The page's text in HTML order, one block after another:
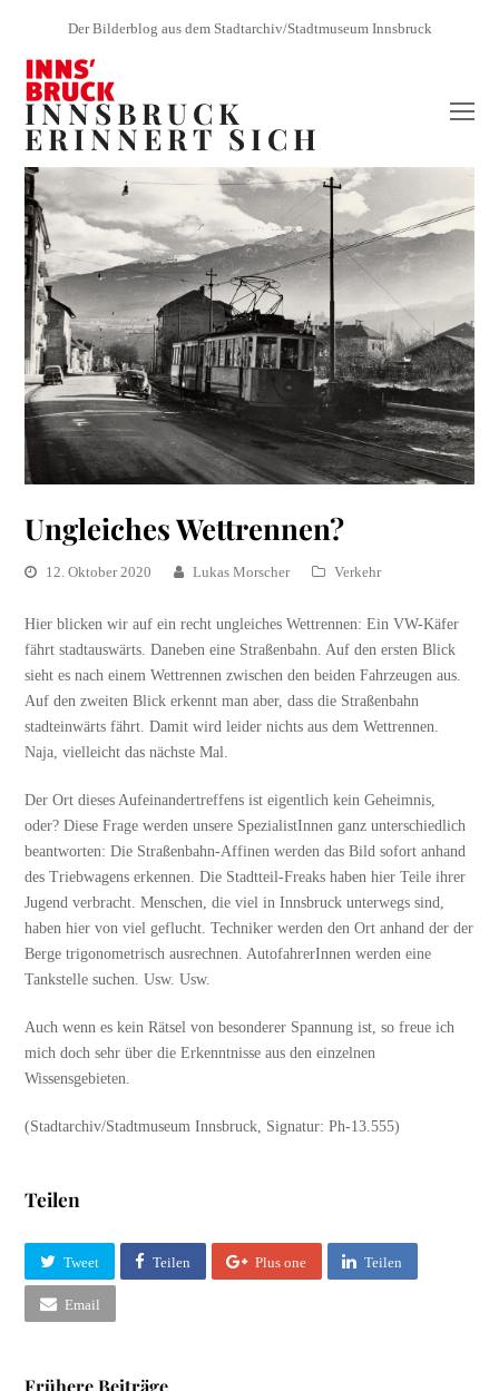
Der Bilderblog aus dem Stadtarchiv/Stadtmuseum Innsbruck
INNSBRUCK
ERINNERT SICH
Ungleiches Wettrennen?
12. Oktober 2020 Lukas Morscher Verkehr
Hier blicken wir auf ein recht ungleiches Wettrennen: Ein VW-Käfer
fährt stadtauswärts. Daneben eine Straßenbahn. Auf den ersten Blick
sieht es nach einem Wettrennen zwischen den beiden Fahrzeugen aus.
Auf den zweiten Blick erkennt man aber, dass die Straßenbahn
stadteinwärts fährt. Damit wird leider nichts aus dem Wettrennen.
Naja, vielleicht das nächste Mal.
Der Ort dieses Aufeinandertreffens ist eigentlich kein Geheimnis,
oder? Diese Frage werden unsere SpezialistInnen ganz unterschiedlich
beantworten: Die Straßenbahn-Affinen werden das Bild sofort anhand
des Triebwagens erkennen. Die Stadtteil-Freaks haben hier Teile ihrer
Jugend verbracht. Menschen, die viel in Innsbruck unterwegs sind,
haben hier von viel geflucht. Techniker werden den Ort anhand der der
Berge trigonometrisch ausrechnen. AutofahrerInnen werden eine
Tankstelle suchen. Usw. Usw.
Auch wenn es kein Rätsel von besonderer Spannung ist, so freue ich
mich doch sehr über die Erkenntnisse aus den einzelnen
Wissensgebieten.
(Stadtarchiv/Stadtmuseum Innsbruck, Signatur: Ph-13.555)
Teilen
Tweet Teilen Plus one Teilen
Email
Frühere Beiträge